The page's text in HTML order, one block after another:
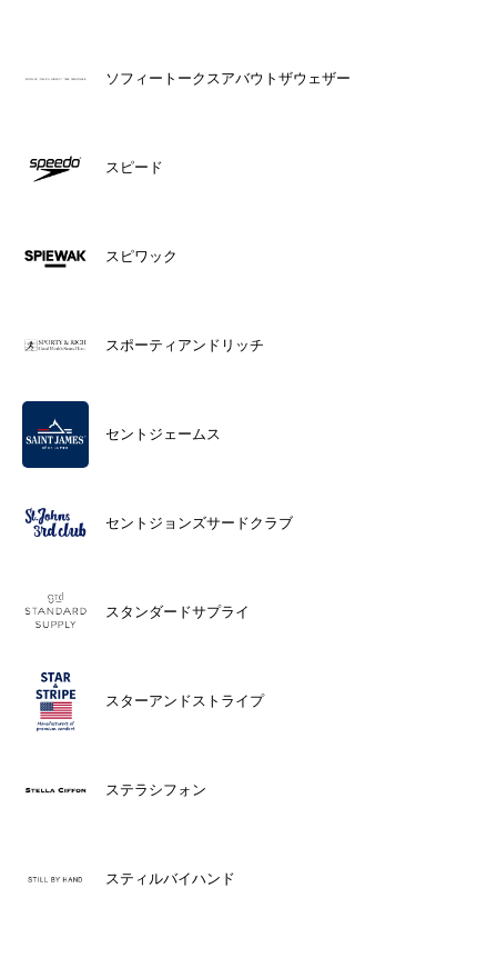
ソフィートークスアバウトザウェザー
スピード
スピワック
スポーティアンドリッチ
セントジェームス
セントジョンズサードクラブ
スタンダードサプライ
スターアンドストライプ
ステラシフォン
スティルバイハンド